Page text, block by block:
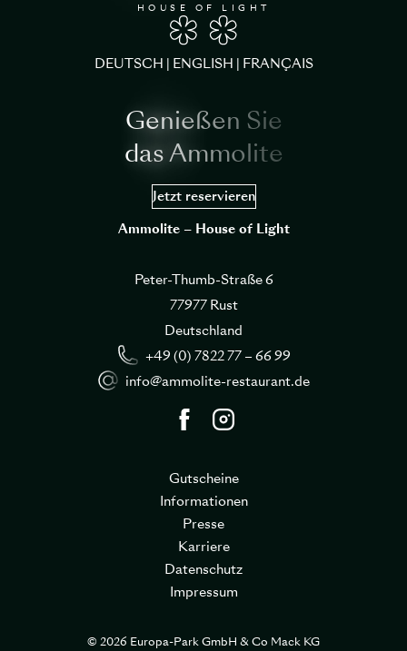
DEUTSCH | ENGLISH | FRANÇAIS
Genießen Sie
das Ammolite
Jetzt reservieren
HOUSE OF LIGHT
Ammolite – House of Light
Peter-Thumb-Straße 6
77977 Rust
Deutschland
+49 (0) 7822 77 – 66 99
info@ammolite-restaurant.de
Gutscheine
Informationen
Presse
Karriere
Datenschutz
Impressum
© 2026 Europa-Park GmbH & Co Mack KG